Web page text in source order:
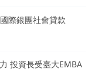
際銀團社會貸款
投資長受臺大EMBA